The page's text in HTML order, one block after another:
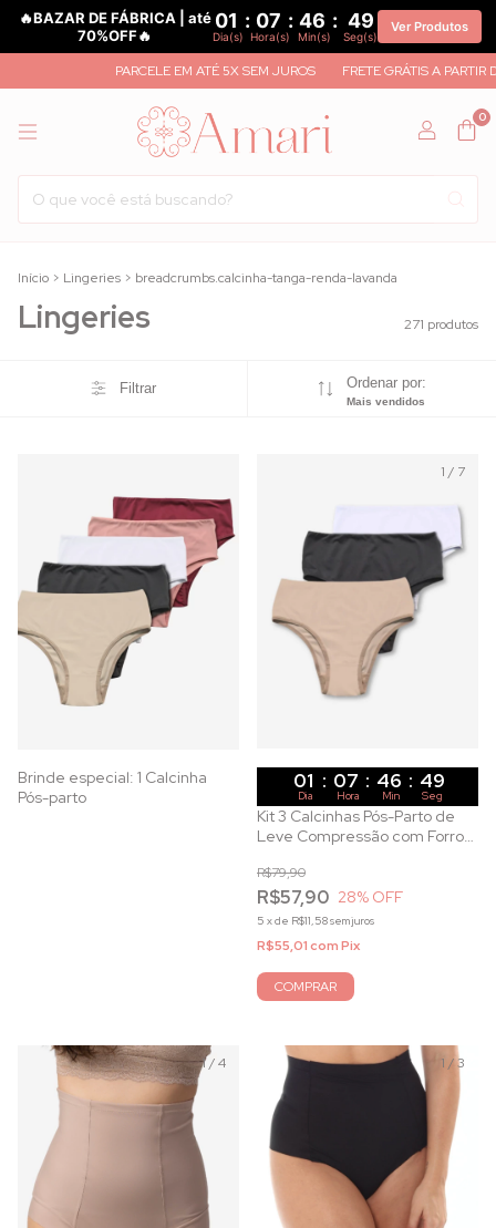
🔥BAZAR DE FÁBRICA | até
70%OFF🔥
01 : 07 : 46 : 47
Dia(s) Hora(s) Min(s) Seg(s)
Ver Produtos
PARCELE EM ATÉ 5X SEM JUROS FRETE GRÁTIS A PARTIR DE R$ 500,00
0
Início > Lingeries > breadcrumbs.calcinha-tanga-renda-lavanda
Lingeries 271 produtos
Filtrar Ordenar por:
Mais vendidos
Brinde especial: 1 Calcinha
Pós-parto
1 / 7
01 : 07 : 46 : 47
Dia Hora Min Seg
Kit 3 Calcinhas Pós-Parto de
Leve Compressão com Forro
R$57,90
R$79,90
28% OFF
5 xde R$11,58sem juros
R$55,01comPix
COMPRAR
1/4 1 /3